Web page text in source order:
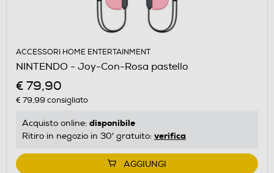
ACCESSORI HOME ENTERTAINMENT
NINTENDO - Joy-Con-Rosa pastello
€ 79,90
€ 79,99 consigliato
Acquisto online: disponibile
Ritiro in negozio in 30' gratuito: verifica
AGGIUNGI